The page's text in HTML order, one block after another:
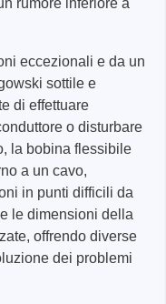
rumore inferiore a
eccezionali e da un
sottile e
di effettuare
o disturbare
la bobina flessibile
a un cavo,
in punti difficili da
le dimensioni della
offrendo diverse
dei problemi